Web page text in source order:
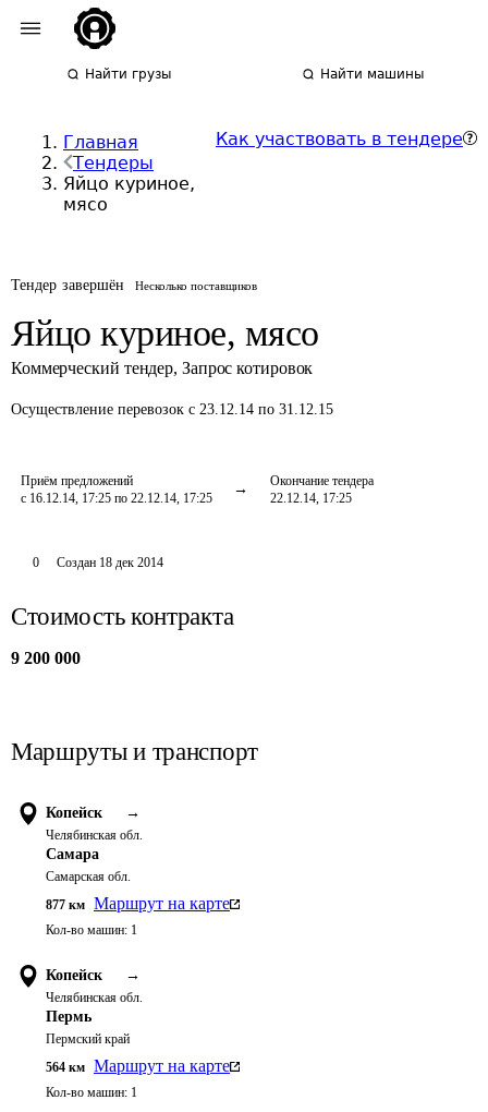
Найти грузы Найти машины
Главная
Тендеры
Яйцо куриное,
мясо
Как участвовать в тендере
Тендер завершён Несколько поставщиков
Яйцо куриное, мясо
Коммерческий тендер, Запрос котировок
Осуществление перевозок с 23.12.14 по 31.12.15
Приём предложений
с 16.12.14, 17:25 по 22.12.14, 17:25
Окончание тендера
22.12.14, 17:25
0 Создан 18 дек 2014
Стоимость контракта
9 200 000
Маршруты и транспорт
Копейск →
Челябинская обл.
Самара
Самарская обл.
877 км Маршрут на карте
Кол-во машин: 1
Копейск →
Челябинская обл.
Пермь
Пермский край
564 км Маршрут на карте
Кол-во машин: 1